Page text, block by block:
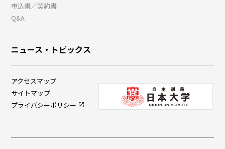
申込書／契約書
Q&A
ニュース・トピックス
アクセスマップ
サイトマップ
プライバシーポリシー